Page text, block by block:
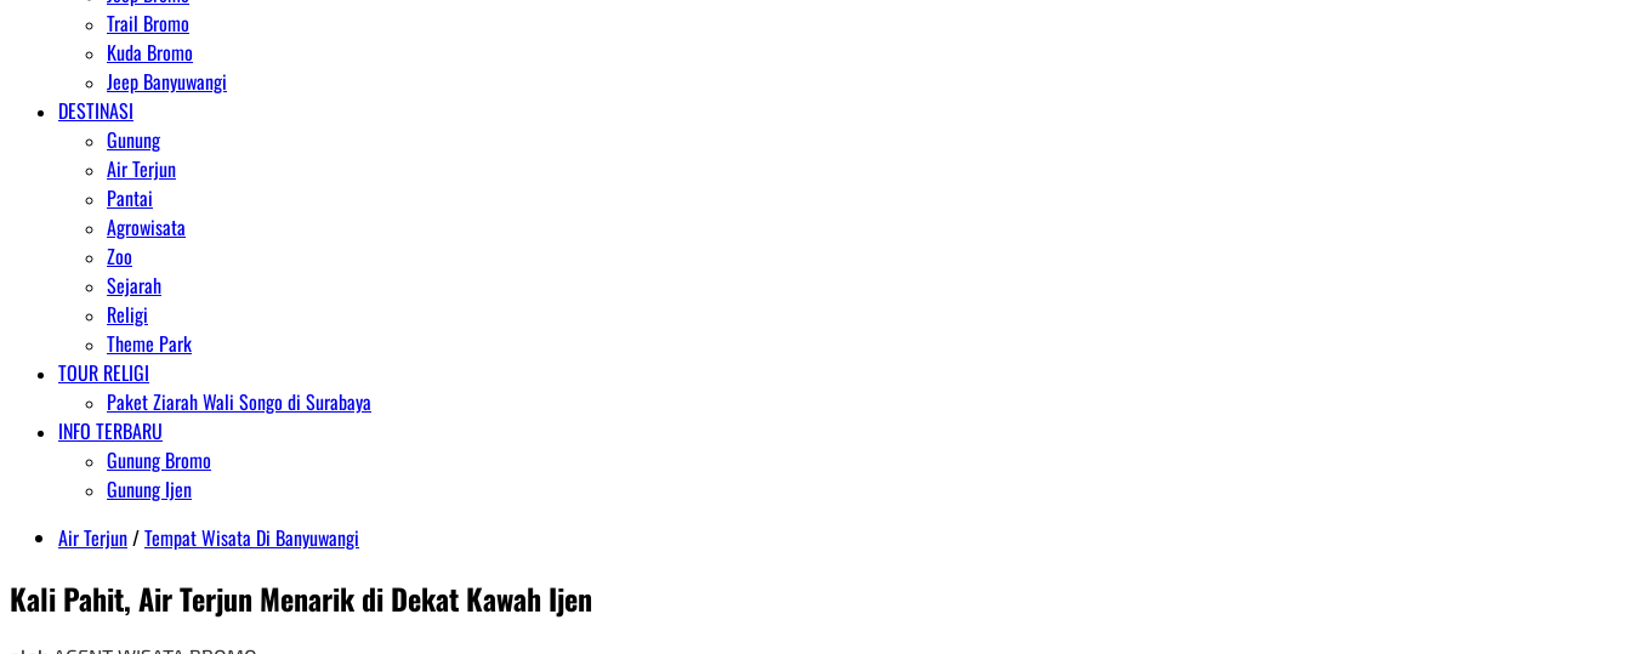
Trail Bromo
Kuda Bromo
Jeep Banyuwangi
DESTINASI
Gunung
Air Terjun
Pantai
Agrowisata
Zoo
Sejarah
Religi
Theme Park
TOUR RELIGI
Paket Ziarah Wali Songo di Surabaya
INFO TERBARU
Gunung Bromo
Gunung Ijen
Air Terjun/Tempat Wisata Di Banyuwangi
Kali Pahit, Air Terjun Menarik di Dekat Kawah Ijen